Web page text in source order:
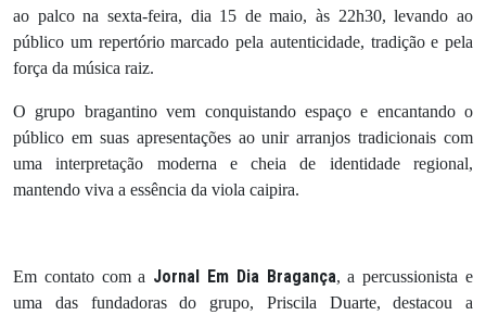
ao palco na sexta-feira, dia 15 de maio, às 22h30, levando ao
público um repertório marcado pela autenticidade, tradição e pela
força da música raiz.
O grupo bragantino vem conquistando espaço e encantando o
público em suas apresentações ao unir arranjos tradicionais com
uma interpretação moderna e cheia de identidade regional,
mantendo viva a essência da viola caipira.
Em contato com a Jornal Em Dia Bragança, a percussionista e
uma das fundadoras do grupo, Priscila Duarte, destacou a